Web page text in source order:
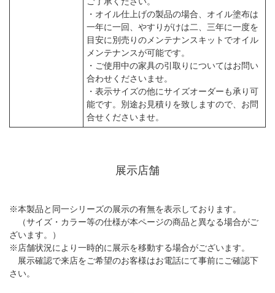
・オイル仕上げの製品の場合、オイル塗布は
一年に一回、やすりがけは二、三年に一度を
目安に別売りのメンテナンスキットでオイル
メンテナンスが可能です。
・ご使用中の家具の引取りについてはお問い
合わせくださいませ。
・表示サイズの他にサイズオーダーも承り可
能です。別途お見積りを致しますので、お問
合せくださいませ。
展示店舗
※本製品と同一シリーズの展示の有無を表示しております。
（サイズ・カラー等の仕様が本ページの商品と異なる場合がご
ざいます。）
※店舗状況により一時的に展示を移動する場合がございます。
展示確認で来店をご希望のお客様はお電話にて事前にご確認下
さい。